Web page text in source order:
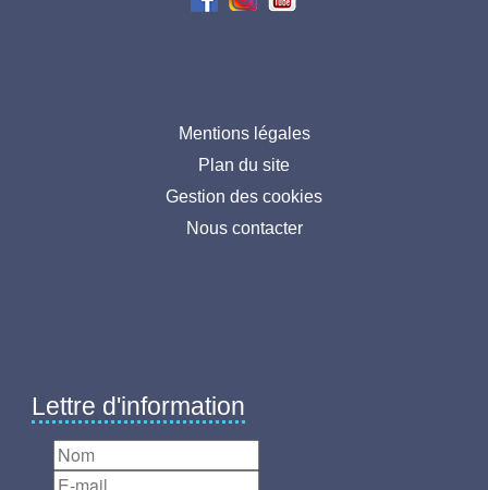
Mentions légales
Plan du site
Gestion des cookies
Nous contacter
Lettre d'information